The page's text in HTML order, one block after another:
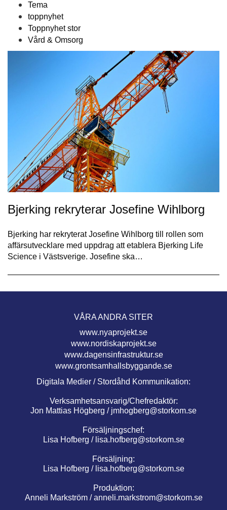
Tema
toppnyhet
Toppnyhet stor
Vård & Omsorg
Bjerking rekryterar Josefine Wihlborg
Bjerking har rekryterat Josefine Wihlborg till rollen som
affärsutvecklare med uppdrag att etablera Bjerking Life
Science i Västsverige. Josefine ska…
VÅRA ANDRA SITER
www.nyaprojekt.se
www.nordiskaprojekt.se
www.dagensinfrastruktur.se
www.grontsamhallsbyggande.se
Digitala Medier / Stordåhd Kommunikation:
Verksamhetsansvarig/Chefredaktör:
Jon Mattias Högberg / jmhogberg@storkom.se
Försäljningschef:
Lisa Hofberg / lisa.hofberg@storkom.se
Försäljning:
Lisa Hofberg / lisa.hofberg@storkom.se
Produktion:
Anneli Markström /anneli.markstrom@storkom.se